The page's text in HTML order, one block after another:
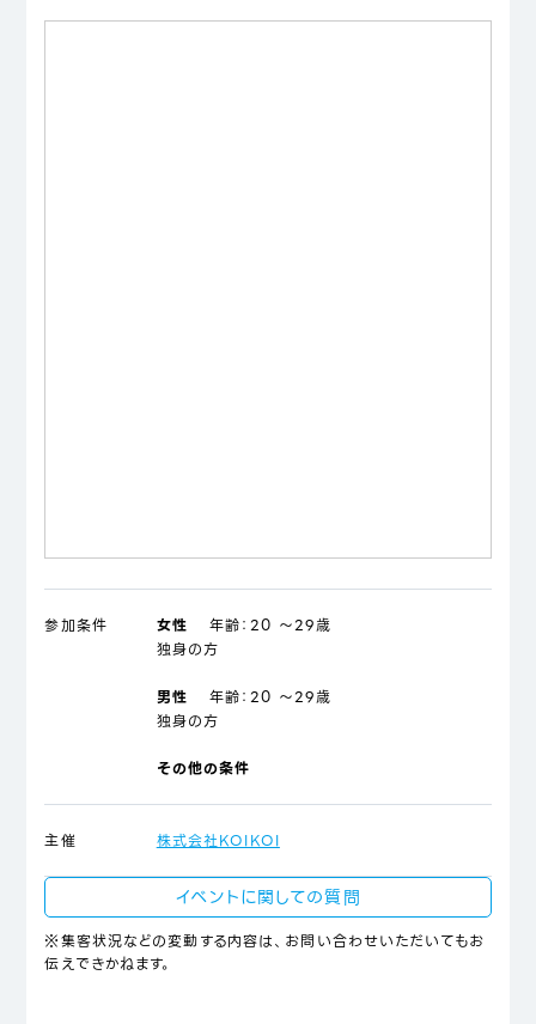
参加条件 女性 年齢： 20 ～29歳
独身の方
男性 年齢： 20 ～29歳
独身の方
その他の条件
主催 株式会社KOIKOI
イベントに関しての質問
※集客状況などの変動する内容は、お問い合わせいただいてもお
伝えできかねます。